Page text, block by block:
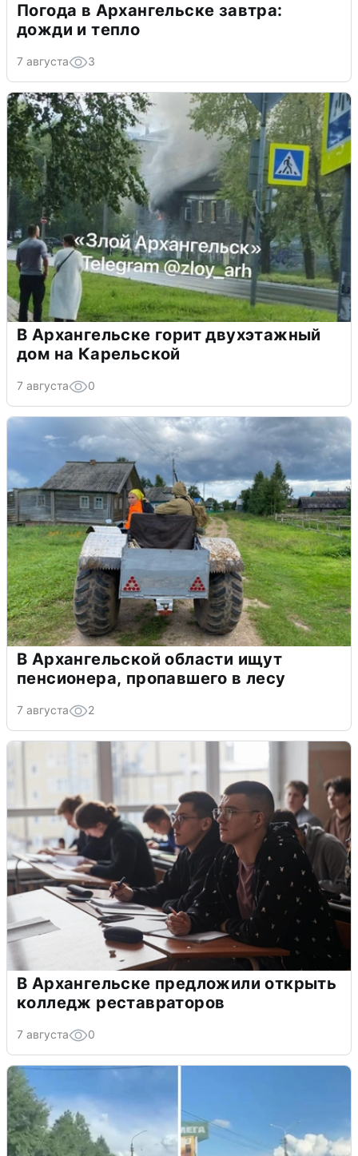
Погода в Архангельске завтра:
дожди и тепло
7 августа 3
В Архангельске горит двухэтажный
дом на Карельской
7 августа 0
В Архангельской области ищут
пенсионера, пропавшего в лесу
7 августа 2
В Архангельске предложили открыть
колледж реставраторов
7 августа 0